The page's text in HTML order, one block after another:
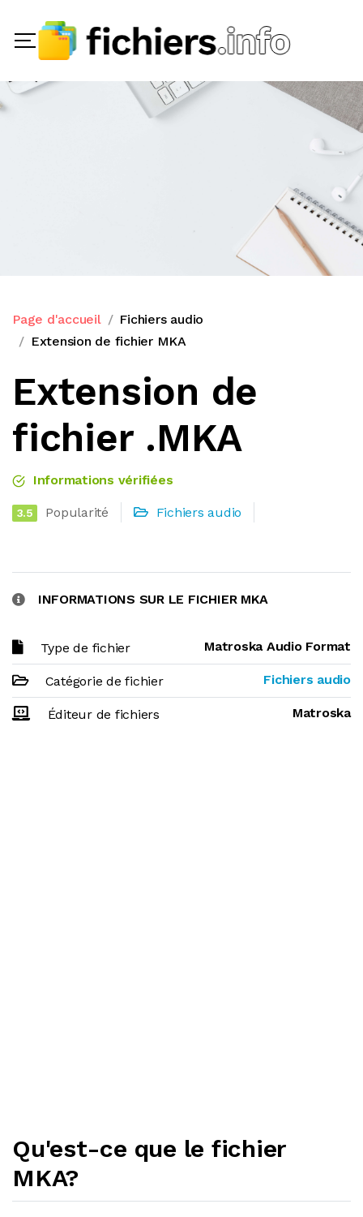
Page d'accueil
Fichiers audio
Extension de fichier MKA
Extension de
fichier .MKA
Informations vérifiées
3.5 Popularité Fichiers audio
INFORMATIONS SUR LE FICHIER MKA
Type de fichier Matroska Audio Format
Catégorie de fichier Fichiers audio
Éditeur de fichiers Matroska
Qu'est-ce que le fichier
MKA?